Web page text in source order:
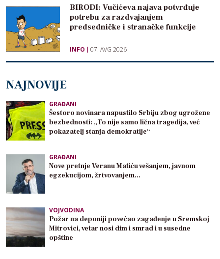
BIRODI: Vučićeva najava potvrđuje
potrebu za razdvajanjem
predsedničke i stranačke funkcije
INFO 07. AVG 2026
NAJNOVIJE
GRAĐANI
Šestoro novinara napustilo Srbiju zbog ugrožene
bezbednosti: „To nije samo lična tragedija, već
pokazatelj stanja demokratije“
GRAĐANI
Nove pretnje Veranu Matiću vešanjem, javnom
egzekucijom, žrtvovanjem…
VOJVODINA
Požar na deponiji povećao zagađenje u Sremskoj
Mitrovici, vetar nosi dim i smrad i u susedne
opštine